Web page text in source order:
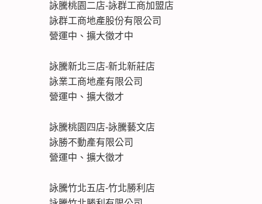
詠騰桃園二店-詠群工商加盟店
詠群工商地產股份有限公司
營運中、擴大徵才中
詠騰新北三店-新北新莊店
詠業工商地產有限公司
營運中、擴大徵才
詠騰桃園四店-詠騰藝文店
詠勝不動產有限公司
營運中、擴大徵才
詠騰竹北五店-竹北勝利店